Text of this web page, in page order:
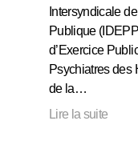
Intersyndicale
Publique
d’Exercice
Psychiatres des
de la…
Lire la suite